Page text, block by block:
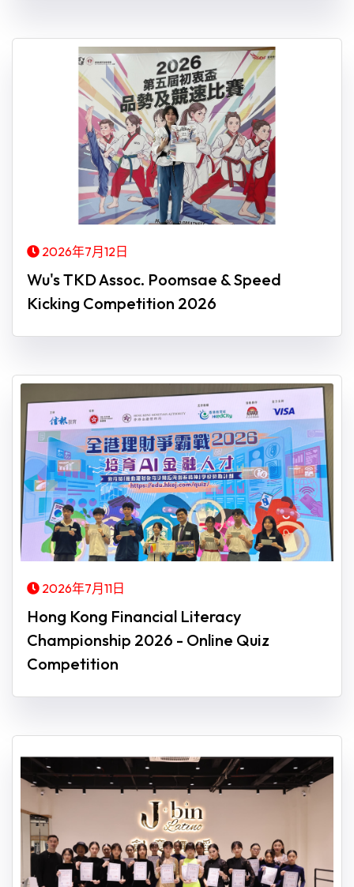
2026年7月12日
Wu's TKD Assoc. Poomsae & Speed
Kicking Competition 2026
2026年7月11日
Hong Kong Financial Literacy
Championship 2026 - Online Quiz
Competition